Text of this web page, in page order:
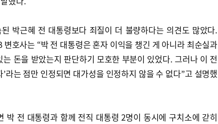
된 박근혜 전 대통령보다 죄질이 더 불량하다는 의견도 많았다.
변호사는 “박 전 대통령은 혼자 이익을 챙긴 게 아니라 최순실과
돈을 받았는지 판단하기 모호한 부분이 있었다. 그러나 이 전
라는 점만 인정되면 대가성을 인정하지 않을 수 없다”고 설명했
박 전 대통령과 함께 전직 대통령 2명이 동시에 구치소에 갇히